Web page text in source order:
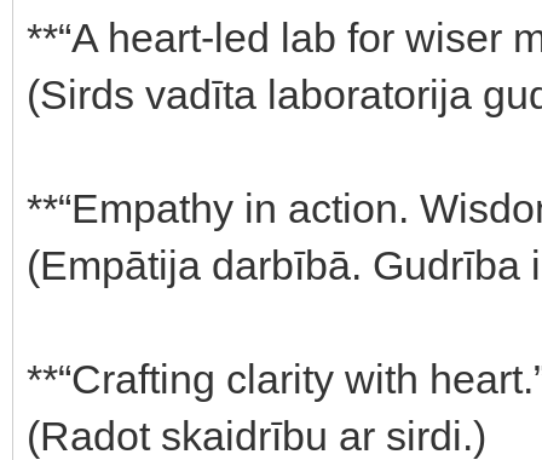
**“A heart-led lab for wiser
(Sirds vadīta laboratorija
**“Empathy in action.
(Empātija darbībā. Gudrība
**“Crafting clarity with
(Radot skaidrību ar sirdi.)